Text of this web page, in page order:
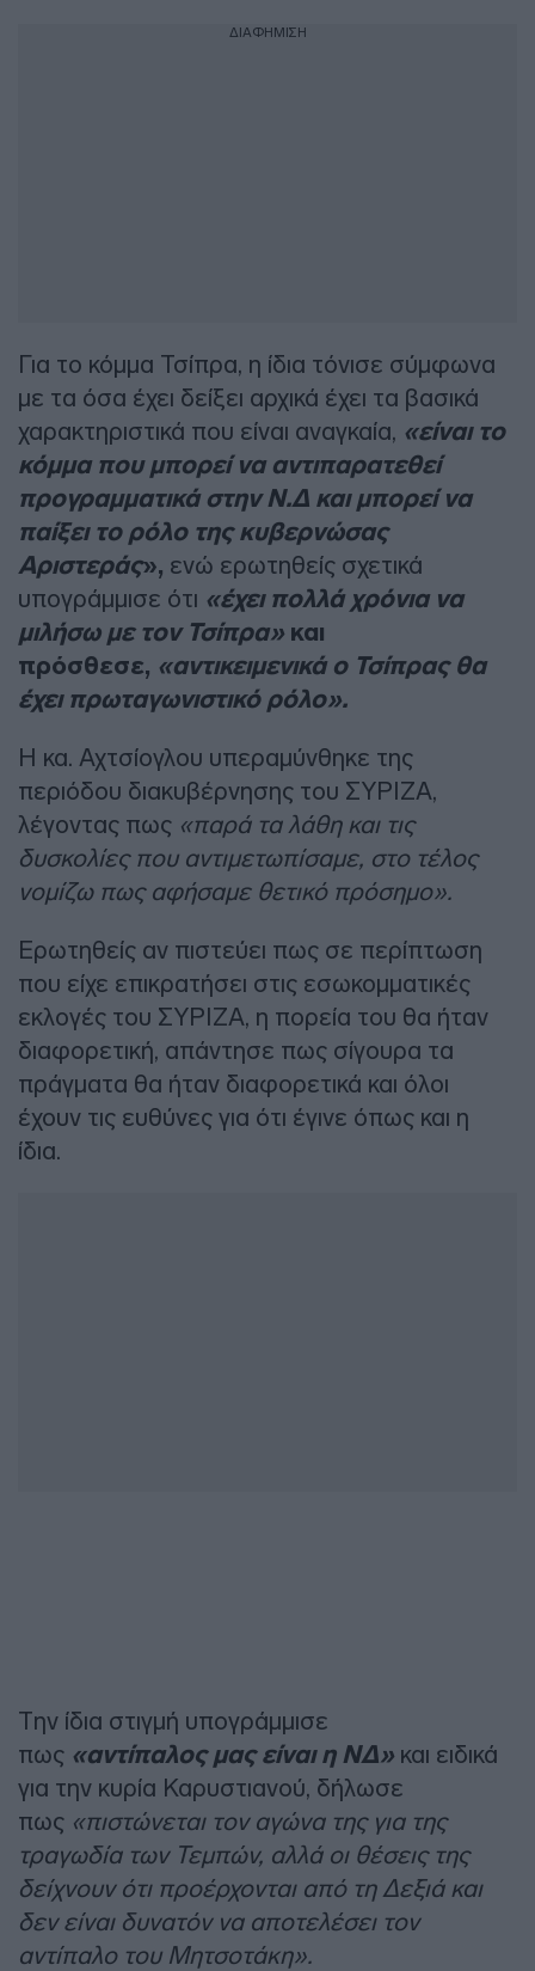
ΔΙΑΦΗΜΙΣΗ
Για το κόμμα Τσίπρα, η ίδια τόνισε σύμφωνα
με τα όσα έχει δείξει αρχικά έχει τα βασικά
χαρακτηριστικά που είναι αναγκαία, «είναι το
κόμμα που μπορεί να αντιπαρατεθεί
προγραμματικά στην Ν.Δ και μπορεί να
παίξει το ρόλο της κυβερνώσας
Αριστεράς», ενώ ερωτηθείς σχετικά
υπογράμμισε ότι «έχει πολλά χρόνια να
μιλήσω με τον Τσίπρα» και
πρόσθεσε, «αντικειμενικά ο Τσίπρας θα
έχει πρωταγωνιστικό ρόλο».
Η κα. Αχτσίογλου υπεραμύνθηκε της
περιόδου διακυβέρνησης του ΣΥΡΙΖΑ,
λέγοντας πως «παρά τα λάθη και τις
δυσκολίες που αντιμετωπίσαμε, στο τέλος
νομίζω πως αφήσαμε θετικό πρόσημο».
Ερωτηθείς αν πιστεύει πως σε περίπτωση
που είχε επικρατήσει στις εσωκομματικές
εκλογές του ΣΥΡΙΖΑ, η πορεία του θα ήταν
διαφορετική, απάντησε πως σίγουρα τα
πράγματα θα ήταν διαφορετικά και όλοι
έχουν τις ευθύνες για ότι έγινε όπως και η
ίδια.
Την ίδια στιγμή υπογράμμισε
πως «αντίπαλος μας είναι η ΝΔ» και ειδικά
για την κυρία Καρυστιανού, δήλωσε
πως «πιστώνεται τον αγώνα της για της
τραγωδία των Τεμπών, αλλά οι θέσεις της
δείχνουν ότι προέρχονται από τη Δεξιά και
δεν είναι δυνατόν να αποτελέσει τον
αντίπαλο του Μητσοτάκη».